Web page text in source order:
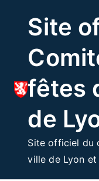
Site
fêtes
de
Site officiel du
ville de Lyon